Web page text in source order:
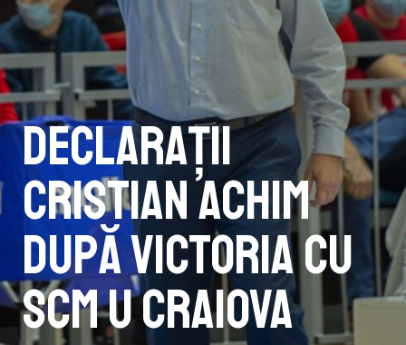
Declarații
Cristian Achim
după victoria cu
SCM U Craiova